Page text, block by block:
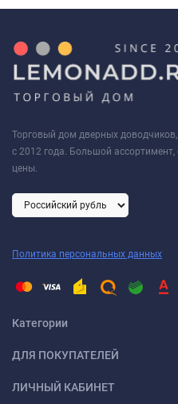
Торговый дом дверных
с 2012 года. Большой
цены.
Политика персональных данных
Категории
ДЛЯ ПОКУПАТЕЛЕЙ
ЛИЧНЫЙ КАБИНЕТ